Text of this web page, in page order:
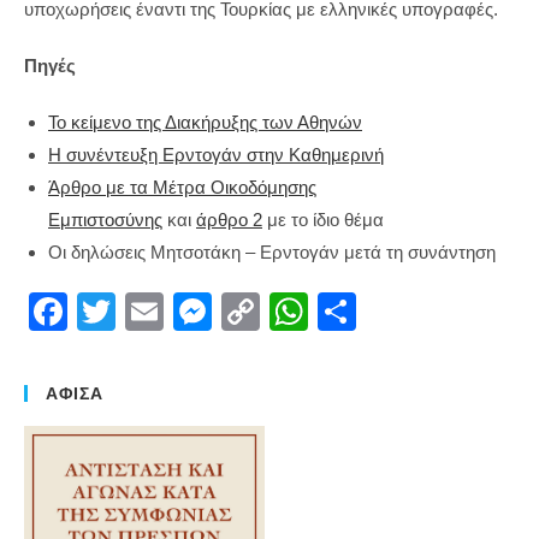
υποχωρήσεις έναντι της Τουρκίας με ελληνικές υπογραφές.
Πηγές
Το κείμενο της Διακήρυξης των Αθηνών
Η συνέντευξη Ερντογάν στην Καθημερινή
Άρθρο με τα Μέτρα Οικοδόμησης
Εμπιστοσύνης και άρθρο 2 με το ίδιο θέμα
Οι δηλώσεις Μητσοτάκη – Ερντογάν μετά τη συνάντηση
F
c
e
b
o
T
er
E
M
e
n
g
C
y
W
ΑΦΙΣΑ